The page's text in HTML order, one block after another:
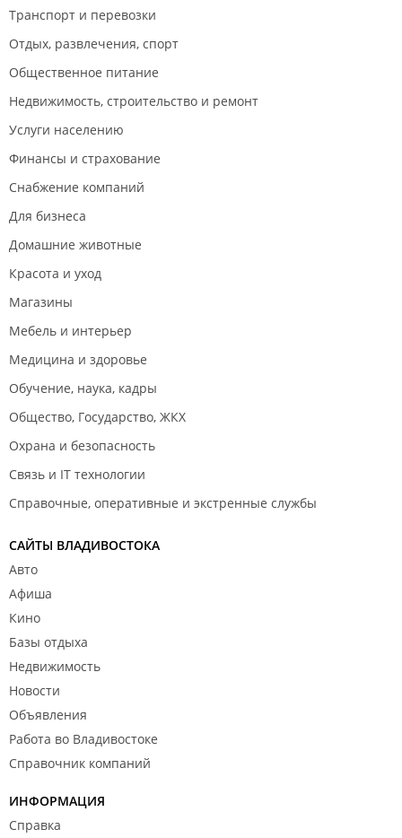
Транспорт и перевозки
Отдых, развлечения, спорт
Общественное питание
Недвижимость, строительство и ремонт
Услуги населению
Финансы и страхование
Снабжение компаний
Для бизнеса
Домашние животные
Красота и уход
Магазины
Мебель и интерьер
Медицина и здоровье
Обучение, наука, кадры
Общество, Государство, ЖКХ
Охрана и безопасность
Связь и IT технологии
Справочные, оперативные и экстренные службы
САЙТЫ ВЛАДИВОСТОКА
Авто
Афиша
Кино
Базы отдыха
Недвижимость
Новости
Объявления
Работа во Владивостоке
Справочник компаний
ИНФОРМАЦИЯ
Справка